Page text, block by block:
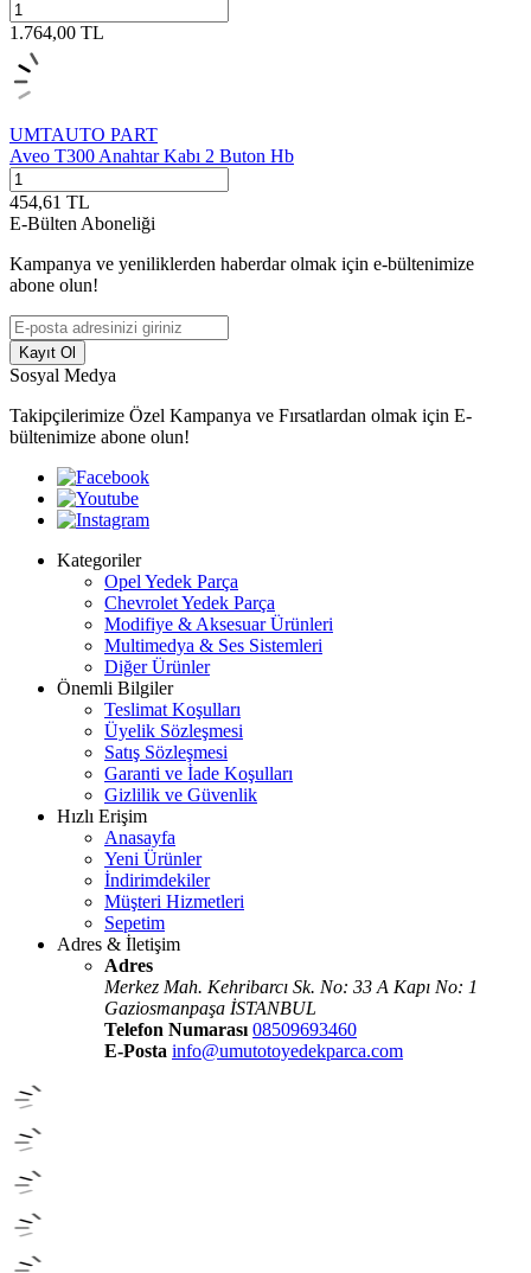
1.764,00 TL
UMTAUTO PART
Aveo T300 Anahtar Kabı 2 Buton Hb
454,61 TL
E-Bülten Aboneliği
Kampanya ve yeniliklerden haberdar olmak için e-bültenimize
abone olun!
Kayıt Ol
Sosyal Medya
Takipçilerimize Özel Kampanya ve Fırsatlardan olmak için E-
bültenimize abone olun!
Kategoriler
Opel Yedek Parça
Chevrolet Yedek Parça
Modifiye & Aksesuar Ürünleri
Multimedya & Ses Sistemleri
Diğer Ürünler
Önemli Bilgiler
Teslimat Koşulları
Üyelik Sözleşmesi
Satış Sözleşmesi
Garanti ve İade Koşulları
Gizlilik ve Güvenlik
Hızlı Erişim
Anasayfa
Yeni Ürünler
İndirimdekiler
Müşteri Hizmetleri
Sepetim
Adres & İletişim
Adres
Merkez Mah. Kehribarcı Sk. No: 33 A Kapı No: 1
Gaziosmanpaşa İSTANBUL
Telefon Numarası 08509693460
E-Posta info@umutotoyedekparca.com